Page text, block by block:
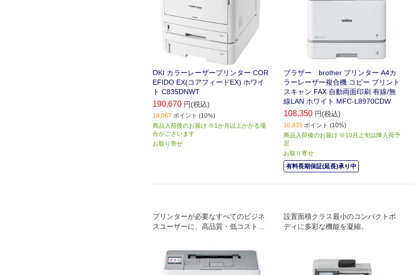
OKI カラーレーザープリンター COR
EFIDO EX(コアフィードEX) ホワイ
ト C835DNWT
190,670 円(税込)
19,067 ポイント (10%)
商品入荷後のお届け ※1か月以上かかる場
合がございます
お取り寄せ
ブラザー brother プリンター A4カ
ラーレーザー複合機 コピー プリント
スキャン FAX 自動両面印刷 有線/無
線LAN ホワイト MFC-L8970CDW
108,350 円(税込)
10,835 ポイント (10%)
商品入荷後のお届け ※10月上旬以降入荷予
定
お取り寄せ
有料長期保証(延長)承り中
プリンターが必要なすべてのビジネ
スユーザーに、高品質・低コストを
設置面積クラス最小のコンパクトボ
ディに多彩な機能を凝縮。